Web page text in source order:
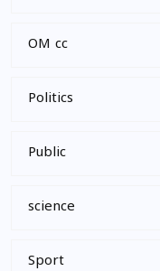
OM cc
Politics
Public
science
Sport